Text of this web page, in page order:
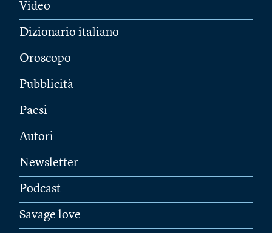
Video
Dizionario italiano
Oroscopo
Pubblicità
Paesi
Autori
Newsletter
Podcast
Savage love